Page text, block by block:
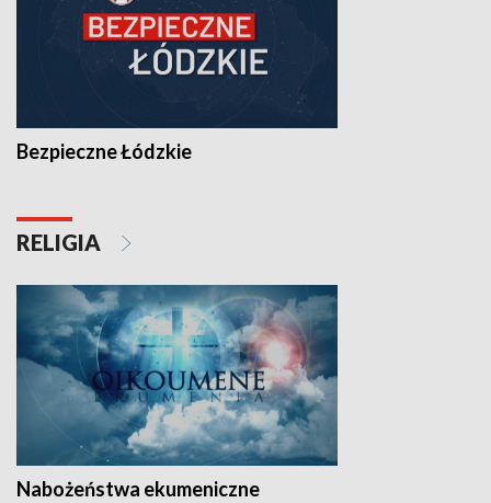
Bezpieczne Łódzkie
RELIGIA
Nabożeństwa ekumeniczne